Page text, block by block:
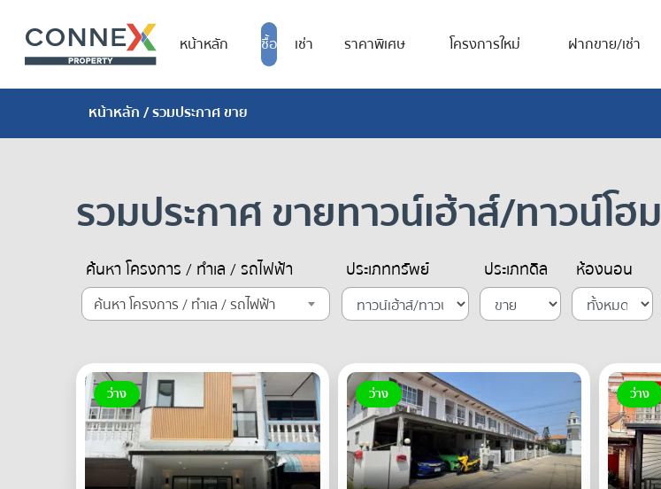
หน้าหลัก ซื้อ เช่า ราคาพิเศษ โครงการใหม่ ฝากขาย/เช่า
หน้าหลัก/ รวมประกาศ ขาย
รวมประกาศ ขายทาวน์เฮ้าส์/ทาวน์โฮม
ค้นหา โครงการ / ทำเล / รถไฟฟ้า
ค้นหา โครงการ / ทำเล / รถไฟฟ้า
ประเภททรัพย์ ประเภทดีล ห้องนอน
ว่าง ว่าง ว่าง